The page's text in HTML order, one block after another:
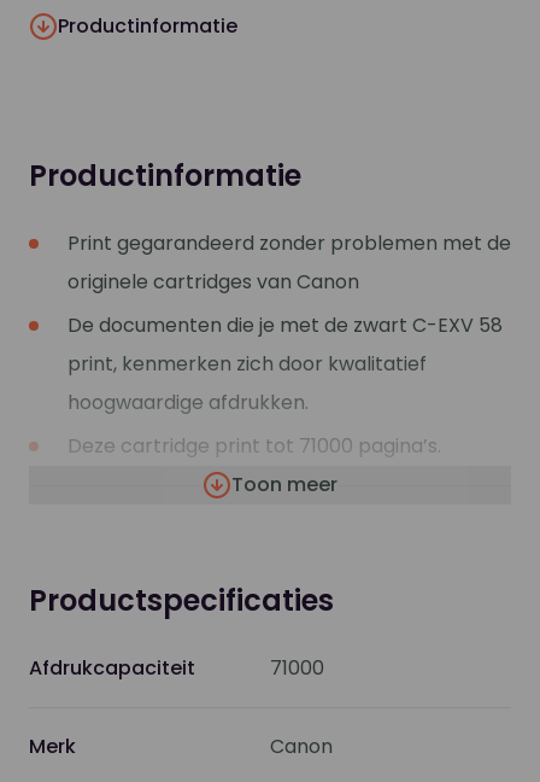
Productinformatie
Productinformatie
Print gegarandeerd zonder problemen met de
originele cartridges van Canon
De documenten die je met de zwart C-EXV 58
print, kenmerken zich door kwalitatief
hoogwaardige afdrukken.
Deze cartridge print tot 71000 pagina’s.
Binnen de Canon printers heb je vaak de
gebruiken voor nog meer en goedkoper
Deze XL/HC cartridge vind je dan terug bij de
Toon meer
Productspecificaties
Afdrukcapaciteit 71000
Merk Canon